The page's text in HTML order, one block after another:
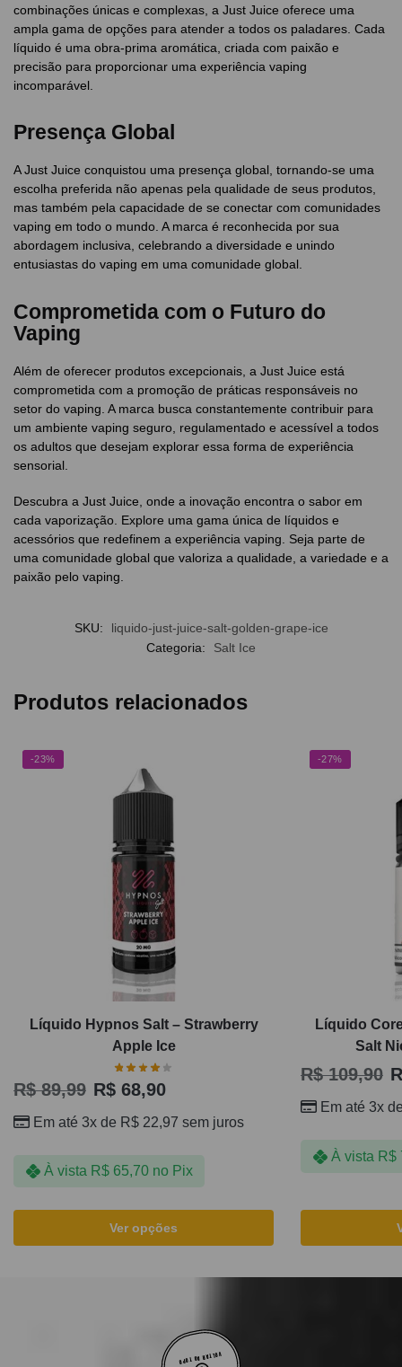
combinações únicas e complexas, a Just Juice oferece uma
ampla gama de opções para atender a todos os paladares. Cada
líquido é uma obra-prima aromática, criada com paixão e
precisão para proporcionar uma experiência vaping
incomparável.
Presença Global
A Just Juice conquistou uma presença global, tornando-se uma
escolha preferida não apenas pela qualidade de seus produtos,
mas também pela capacidade de se conectar com comunidades
vaping em todo o mundo. A marca é reconhecida por sua
abordagem inclusiva, celebrando a diversidade e unindo
entusiastas do vaping em uma comunidade global.
Comprometida com o Futuro do
Vaping
Além de oferecer produtos excepcionais, a Just Juice está
comprometida com a promoção de práticas responsáveis no
setor do vaping. A marca busca constantemente contribuir para
um ambiente vaping seguro, regulamentado e acessível a todos
os adultos que desejam explorar essa forma de experiência
sensorial.
Descubra a Just Juice, onde a inovação encontra o sabor em
cada vaporização. Explore uma gama única de líquidos e
acessórios que redefinem a experiência vaping. Seja parte de
uma comunidade global que valoriza a qualidade, a variedade e a
paixão pelo vaping.
SKU:
liquido-just-juice-salt-golden-grape-ice
Categoria:
Salt Ice
Produtos relacionados
-23%
Líquido Hypnos Salt – Strawberry
Apple Ice
R$89,99 R$ 68,90
Em até 3x de R$ 22,97 sem juros
À vista R$65,70 no Pix
Ver opções
-27%
Líquido
Salt
R$109,90
Em até 3x
À vista R$
VOLTAR AO TOPO